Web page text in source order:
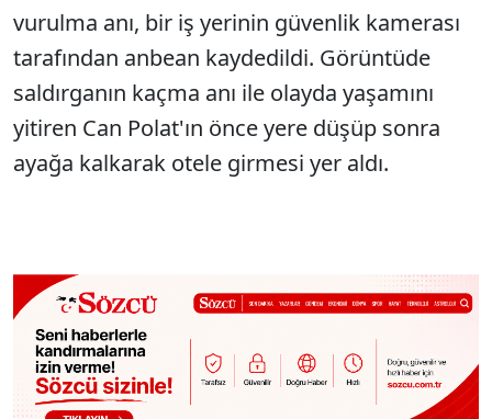
vurulma anı, bir iş yerinin güvenlik kamerası
tarafından anbean kaydedildi. Görüntüde
saldırganın kaçma anı ile olayda yaşamını
yitiren Can Polat'ın önce yere düşüp sonra
ayağa kalkarak otele girmesi yer aldı.